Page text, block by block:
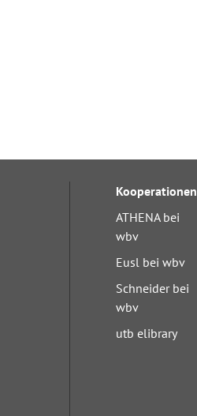
Kooperationen
ATHENA bei
wbv
Eusl bei wbv
Schneider bei
wbv
utb elibrary